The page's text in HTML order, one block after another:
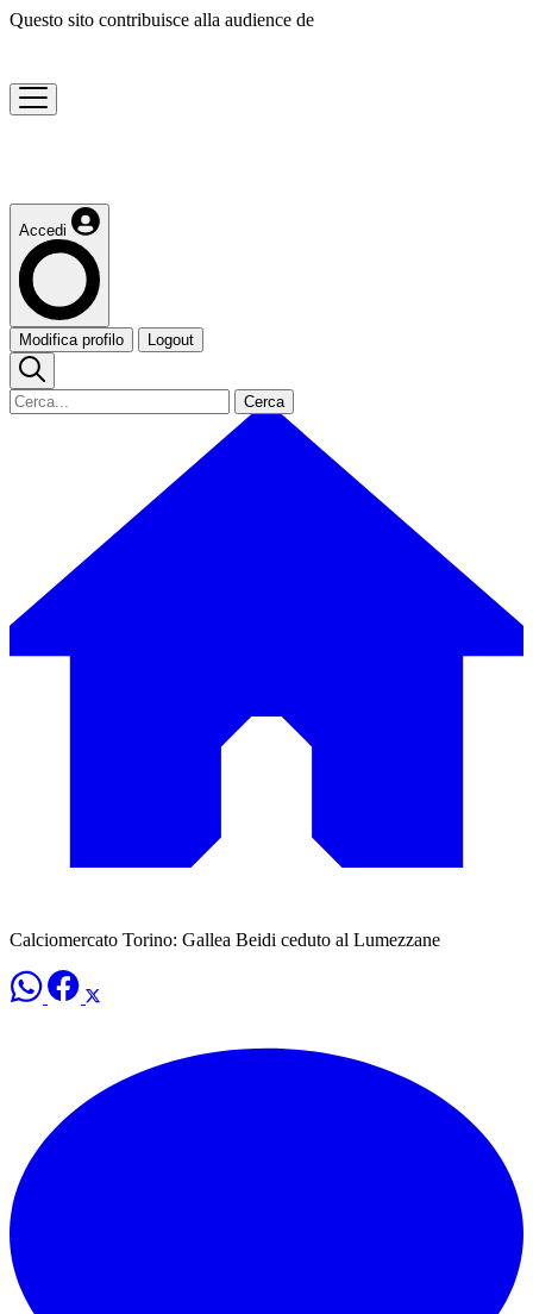
Questo sito contribuisce alla audience de
Accedi
Modifica profilo Logout
Cerca
Calciomercato Torino: Gallea Beidi ceduto al Lumezzane